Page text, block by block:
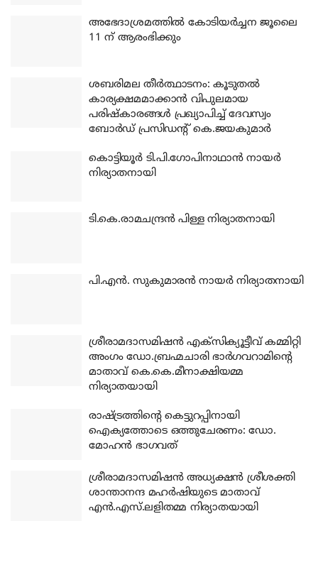
അഭേദാശ്രമത്തില്‍ കോടിയര്‍ച്ചന ജൂലൈ
11 ന് ആരംഭിക്കും
ശബരിമല തീര്‍ത്ഥാടനം: കൂടുതല്‍
കാര്യക്ഷമമാക്കാന്‍ വിപുലമായ
പരിഷ്‌കാരങ്ങള്‍ പ്രഖ്യാപിച്ച് ദേവസ്വം
ബോര്‍ഡ് പ്രസിഡന്റ് കെ.ജയകുമാര്‍
കൊട്ടിയൂര്‍ ടി.പി.ഗോപിനാഥാന്‍ നായര്‍
നിര്യാതനായി
ടി.കെ.രാമചന്ദ്രന്‍ പിള്ള നിര്യാതനായി
പി.എന്‍. സുകുമാരന്‍ നായര്‍ നിര്യാതനായി
ശ്രീരാമദാസമിഷന്‍ എക്‌സിക്യൂട്ടീവ് കമ്മിറ്റി
അംഗം ഡോ.ബ്രഹ്മചാരി ഭാര്‍ഗവറാമിന്റെ
മാതാവ് കെ.കെ.മീനാക്ഷിയമ്മ
നിര്യാതയായി
രാഷ്ട്രത്തിന്റെ കെട്ടുറപ്പിനായി
ഐക്യത്തോടെ ഒത്തുചേരണം: ഡോ.
മോഹന്‍ ഭാഗവത്
ശ്രീരാമദാസമിഷന്‍ അധ്യക്ഷന്‍ ശ്രീശക്തി
ശാന്താനന്ദ മഹര്‍ഷിയുടെ മാതാവ്
എന്‍.എസ്.ലളിതമ്മ നിര്യാതയായി